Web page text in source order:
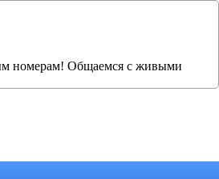
номерам! Общаемся с живыми